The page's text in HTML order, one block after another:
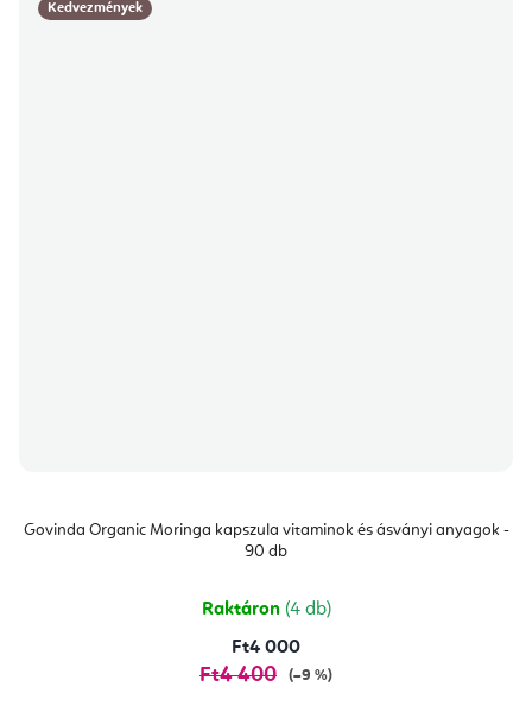
Kedvezmények
Govinda Organic Moringa kapszula vitaminok és ásványi anyagok -
90 db
Raktáron (4 db)
Ft4 000
Ft4 400 (–9 %)